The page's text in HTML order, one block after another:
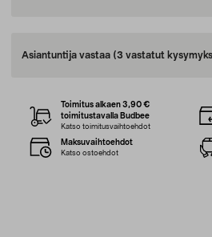
Asiantuntija vastaa (3 vastatut
Toimitus alkaen 3,90 €
toimitustavalla Budbee
Katso toimitusvaihtoehdot
Maksuvaihtoehdot
Katso ostoehdot